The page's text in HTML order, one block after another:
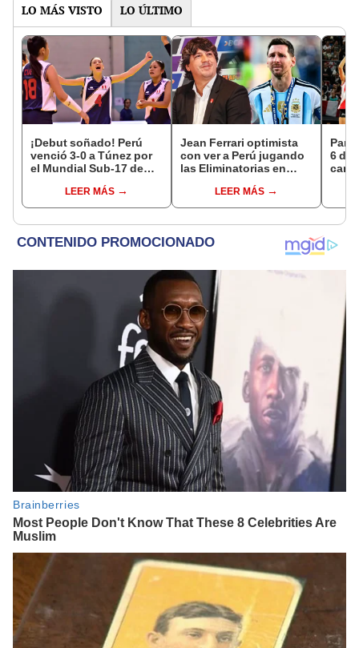
LO MÁS VISTO LO ÚLTIMO
¡Debut soñado! Perú
venció 3-0 a Túnez por
el Mundial Sub-17 de
LEER MÁS
Jean Ferrari optimista
con ver a Perú jugando
las Eliminatorias en
ganamos 3-0 a
Argentina"
LEER MÁS
6 de